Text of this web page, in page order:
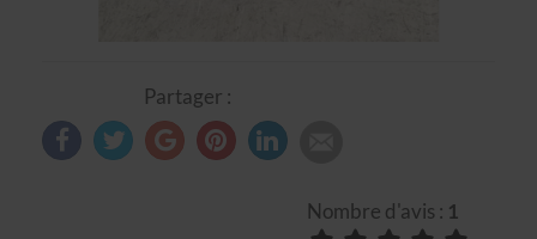
Partager :
Nombre d'avis : 1